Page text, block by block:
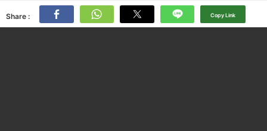
Share : Copy Link